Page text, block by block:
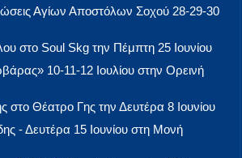
Αγίων Αποστόλων Σοχού 28-29-30
στο Soul Skg την Πέμπτη 25 Ιουνίου
10-11-12 Ιουλίου στην Ορεινή
στο Θέατρο Γης την Δευτέρα 8 Ιουνίου
- Δευτέρα 15 Ιουνίου στη Μονή